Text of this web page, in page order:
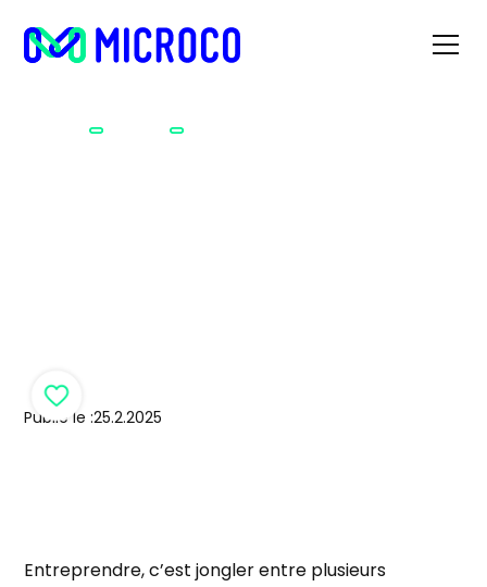
Publié le :25.2.2025
Entreprendre, c’est jongler entre plusieurs